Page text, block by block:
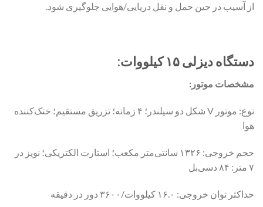
از آسیب در حین حمل و نقل دریایی/هوایی جلوگیری شود.
دستگاه دیزلی ۱۵ کیلووات:
مشخصات موتور:
نوع: موتور V شکل دو سیلندر؛ ۴ زمانه؛ تزریق مستقیم؛ خنک‌کننده
هوا
حجم خروجی: ۱۳۲۶ سانتی‌متر مکعب؛ استارت الکتریکی؛ نویز در
۷ متر: ۸۴ دسی‌بل
حداکثر توان خروجی: ۱۶.۰ کیلووات/۳۶۰۰ دور در دقیقه